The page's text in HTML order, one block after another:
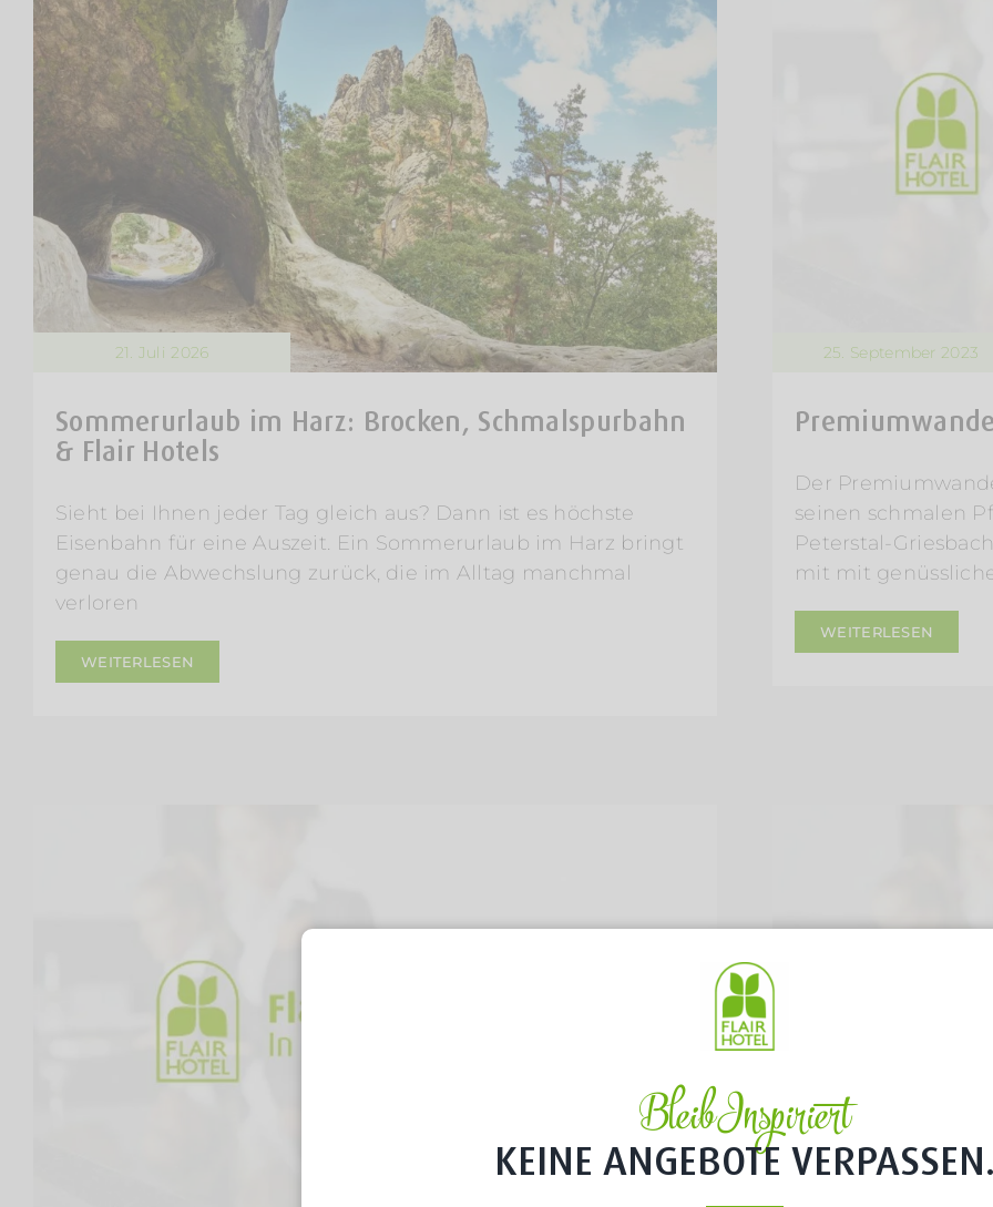
21. Juli 2026
Sommerurlaub im Harz: Brocken, Schmalspurbahn
& Flair Hotels
Sieht bei Ihnen jeder Tag gleich aus? Dann ist es höchste
Eisenbahn für eine Auszeit. Ein Sommerurlaub im Harz bringt
genau die Abwechslung zurück, die im Alltag manchmal
verloren
WEITERLESEN
25. September 2023
Der
seinen schmalen
Peterstal-
mit mit
WEITERLESEN
Bleib Inspiriert
KEINE ANGEBOTE